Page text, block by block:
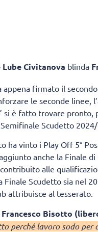
Lube Civitanova blinda
appena firmato il
le seconde linee,
si è fatto trovare pronto,
Scudetto
ha vinto i Play Off 5°
anche la Finale
alle
Finale Scudetto sia nel
attribuisce al tesserato.
Francesco Bisotto
perché lavoro sodo